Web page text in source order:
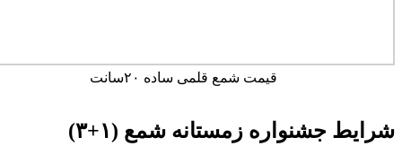
قیمت شمع قلمی ساده ۲۰سانت
شرایط جشنواره زمستانه شمع (۱+۳)